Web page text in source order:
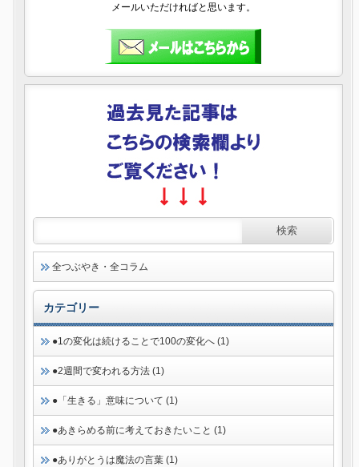
メールいただければと思います。
全つぶやき・全コラム
カテゴリー
●1の変化は続けることで100の変化へ (1)
●2週間で変われる方法 (1)
●「生きる」意味について (1)
●あきらめる前に考えておきたいこと (1)
●ありがとうは魔法の言葉 (1)